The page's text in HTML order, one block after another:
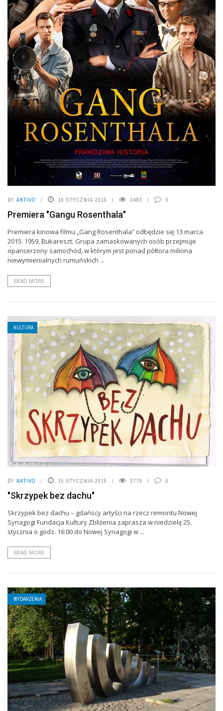
BY AKTIVO 16 STYCZNIA 2015 2483 0
Premiera "Gangu Rosenthala"
Premiera kinowa filmu „Gang Rosenthala” odbędzie się 13 marca
2015. 1959, Bukareszt. Grupa zamaskowanych osób przejmuje
opancerzony samochód, w którym jest ponad półtora miliona
niewymienialnych rumuńskich ...
READ MORE
KULTURA
BY AKTIVO 15 STYCZNIA 2015 2779 0
"Skrzypek bez dachu"
Skrzypek bez dachu – gdańscy artyści na rzecz remontu Nowej
Synagogi Fundacja Kultury Zbliżenia zaprasza w niedzielę 25.
stycznia o godz. 16:00 do Nowej Synagogi w ...
READ MORE
WYDARZENIA